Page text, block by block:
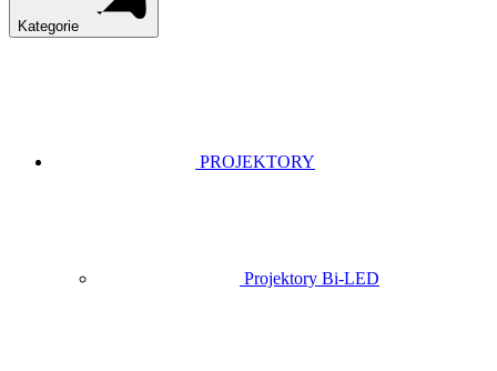
Kategorie
PROJEKTORY
Projektory Bi-LED